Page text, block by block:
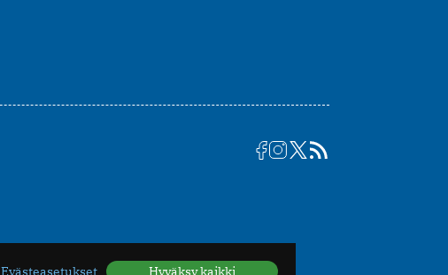
Evästeasetukset Hyväksy kaikki